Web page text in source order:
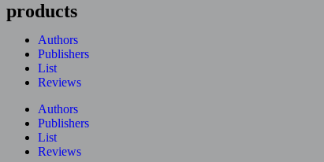
products
Authors
Publishers
List
Reviews
Authors
Publishers
List
Reviews